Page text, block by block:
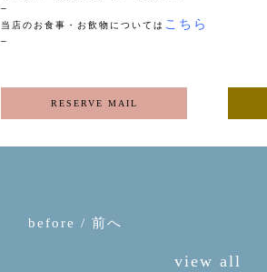
–
当店のお食事・お飲物については こちら
–
RESERVE MAIL
before / 前へ
view all